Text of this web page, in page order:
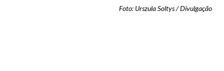
Foto: Urszula Soltys / Divulgação